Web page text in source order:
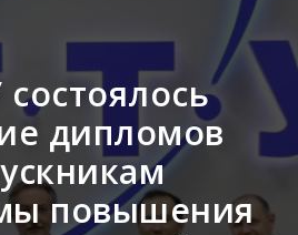
состоялось
дипломов
повышения